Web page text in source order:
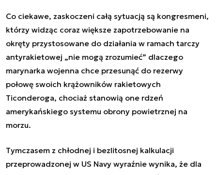
Co ciekawe, zaskoczeni całą sytuacją są kongresmeni,
którzy widząc coraz większe zapotrzebowanie na
okręty przystosowane do działania w ramach tarczy
antyrakietowej „nie mogą zrozumieć” dlaczego
marynarka wojenna chce przesunąć do rezerwy
połowę swoich krążowników rakietowych
Ticonderoga, chociaż stanowią one rdzeń
amerykańskiego systemu obrony powietrznej na
morzu.
Tymczasem z chłodnej i bezlitosnej kalkulacji
przeprowadzonej w US Navy wyraźnie wynika, że dla